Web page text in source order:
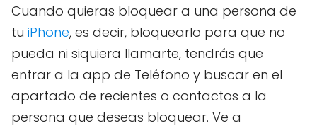
Cuando quieras bloquear a una persona de
tu iPhone, es decir, bloquearlo para que no
pueda ni siquiera llamarte, tendrás que
entrar a la app de Teléfono y buscar en el
apartado de recientes o contactos a la
persona que deseas bloquear. Ve a